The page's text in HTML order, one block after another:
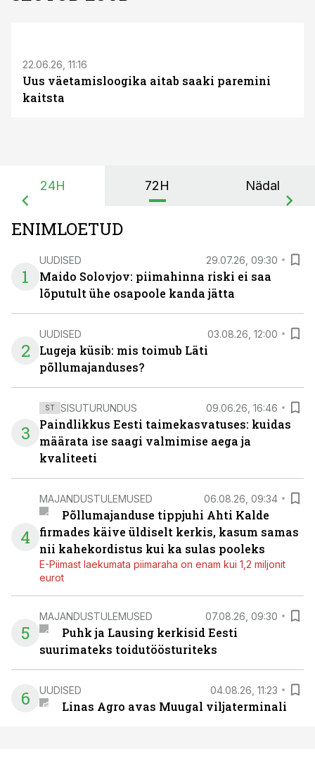
22.06.26, 11:16
Uus väetamisloogika aitab saaki paremini
kaitsta
24H 72H Nädal
ENIMLOETUD
1
UUDISED 29.07.26, 09:30
Maido Solovjov: piimahinna riski ei saa
lõputult ühe osapoole kanda jätta
2
UUDISED 03.08.26, 12:00
Lugeja küsib: mis toimub Läti
põllumajanduses?
3
ST SISUTURUNDUS 09.06.26, 16:46
Paindlikkus Eesti taimekasvatuses: kuidas
määrata ise saagi valmimise aega ja
kvaliteeti
4
MAJANDUSTULEMUSED 06.08.26, 09:34
Põllumajanduse tippjuhi Ahti Kalde
firmades käive üldiselt kerkis, kasum samas
nii kahekordistus kui ka sulas pooleks
E-Piimast laekumata piimaraha on enam kui 1,2 miljonit
eurot
5
MAJANDUSTULEMUSED 07.08.26, 09:30
Puhk ja Lausing kerkisid Eesti
suurimateks toidutöösturiteks
6 UUDISED 04.08.26, 11:23
Linas Agro avas Muugal viljaterminali